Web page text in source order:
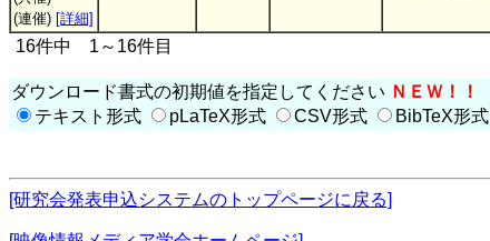
(連催) [詳細]
16件中 1～16件目
ダウンロード書式の初期値を指定してください ＮＥＷ！！
テキスト形式
pLaTeX形式 CSV形式 BibTeX形式
[研究会発表申込システムのトップページに戻る]